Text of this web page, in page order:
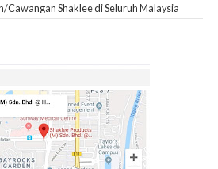
Cawangan Shaklee di Seluruh Malaysia